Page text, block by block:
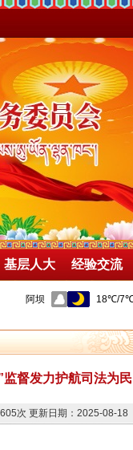
基层人大 经验交流
督发力护航司法为民
次 更新日期：2025-08-18